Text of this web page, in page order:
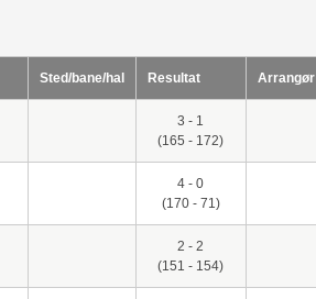
Sted/bane/hal Resultat Arrangør
3 - 1
(165 - 172)
4 - 0
(170 - 71)
2 - 2
(151 - 154)